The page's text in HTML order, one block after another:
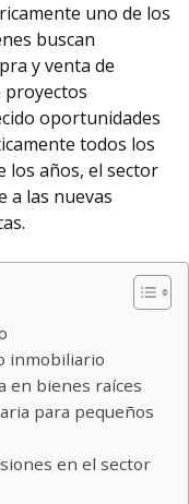
uno de los
buscan
y venta de
proyectos
oportunidades
todos los
los años, el sector
a las nuevas
inmobiliario
en bienes raíces
para pequeños
en el sector